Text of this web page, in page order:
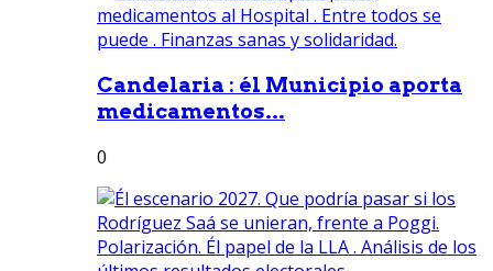
Candelaria : él Municipio aporta
medicamentos...
0